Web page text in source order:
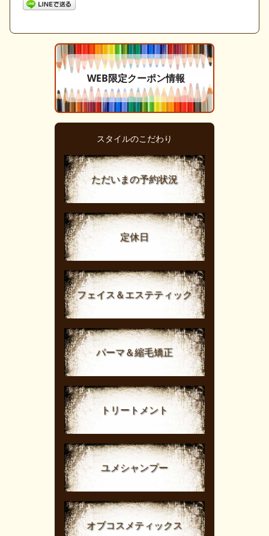
WEB限定クーポン情報
スタイルのこだわり
ただいまの予約状況
定休日
フェイス＆エステティック
パーマ＆縮毛矯正
トリートメント
ユメシャンプー
オブコスメティックス